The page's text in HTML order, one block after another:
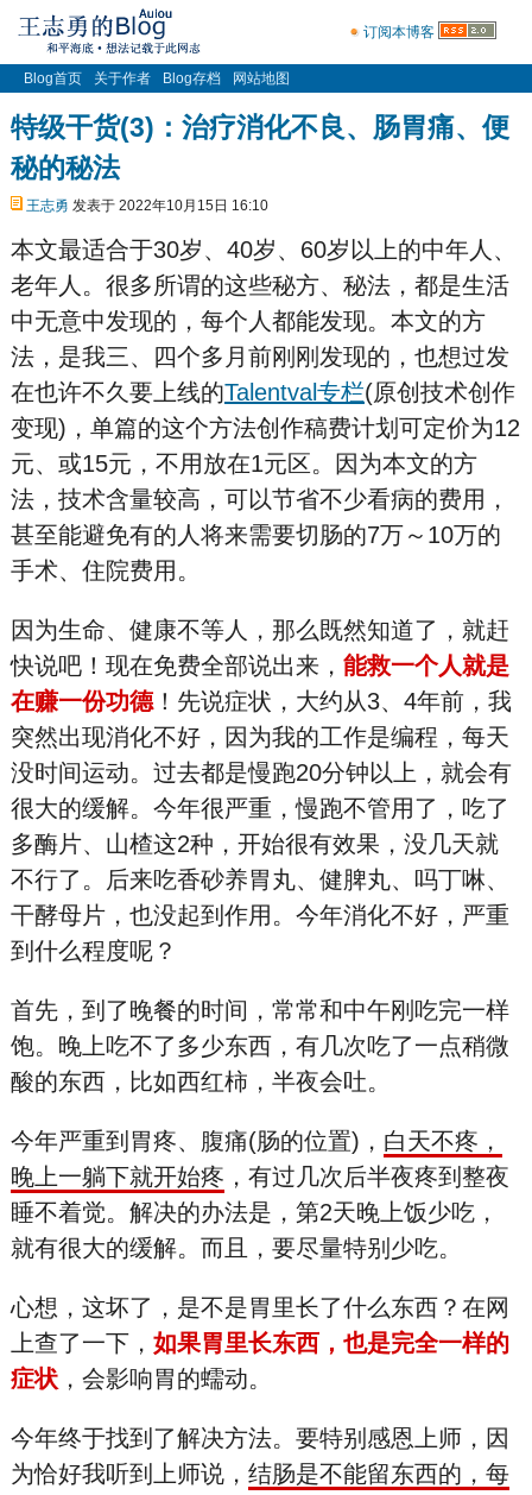
订阅本博客
Blog首页 关于作者 Blog存档 网站地图
特级干货(3)：治疗消化不良、肠胃痛、便
秘的秘法
王志勇 发表于 2022年10月15日 16:10
本文最适合于30岁、40岁、60岁以上的中年人、
老年人。很多所谓的这些秘方、秘法，都是生活
中无意中发现的，每个人都能发现。本文的方
法，是我三、四个多月前刚刚发现的，也想过发
在也许不久要上线的Talentval专栏(原创技术创作
变现)，单篇的这个方法创作稿费计划可定价为12
元、或15元，不用放在1元区。因为本文的方
法，技术含量较高，可以节省不少看病的费用，
甚至能避免有的人将来需要切肠的7万～10万的
手术、住院费用。
因为生命、健康不等人，那么既然知道了，就赶
快说吧！现在免费全部说出来， 能救一个人就是
在赚一份功德！先说症状，大约从3、4年前，我
突然出现消化不好，因为我的工作是编程，每天
没时间运动。过去都是慢跑20分钟以上，就会有
很大的缓解。今年很严重，慢跑不管用了，吃了
多酶片、山楂这2种，开始很有效果，没几天就
不行了。后来吃香砂养胃丸、健脾丸、吗丁啉、
干酵母片，也没起到作用。今年消化不好，严重
到什么程度呢？
首先，到了晚餐的时间，常常和中午刚吃完一样
饱。晚上吃不了多少东西，有几次吃了一点稍微
酸的东西，比如西红柿，半夜会吐。
今年严重到胃疼、腹痛(肠的位置)， 白天不疼，
晚上一躺下就开始疼 ，有过几次后半夜疼到整夜
睡不着觉。解决的办法是，第2天晚上饭少吃，
就有很大的缓解。而且，要尽量特别少吃。
心想，这坏了，是不是胃里长了什么东西？在网
上查了一下， 如果胃里长东西，也是完全一样的
症状，会影响胃的蠕动。
今年终于找到了解决方法。要特别感恩上师，因
为恰好我听到上师说， 结肠是不能留东西的，每